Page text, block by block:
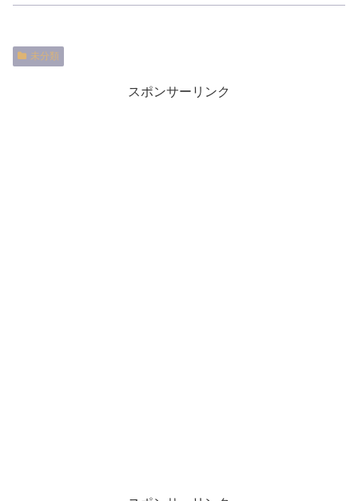
未分類
スポンサーリンク